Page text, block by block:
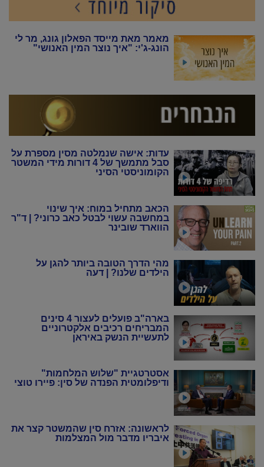
מאמר מאת מייסד הפאלון גונג, מר לי
הונג-ג'י: "איך נוצר המין האנושי"
עדות: אישה שנמלטה מסין מספרת על
סבל מתמשך של 4 דורות מידי המשטר
הקומוניסטי הסיני
הכאב מתחיל במוח: איך שינוי
במחשבה עשוי לבטל כאב כרוני? | ד"ר
הווארד שובינר
מהי הדרך הטובה ביותר להגן על
הילדים שלנו? | דעה
בארה"ב פועלים לעצור 4 סינים
המבריחים רכיבים אלקטרוניים
לתעשיית הנשק באיראן
אסטרטגיית "שלוש המלחמות"
ודיפלומטית הפנדה של סין: פיירו טוצי
לראשונה: אזרח סין שהמשטר קצר את
איבריו מדבר מול המצלמות